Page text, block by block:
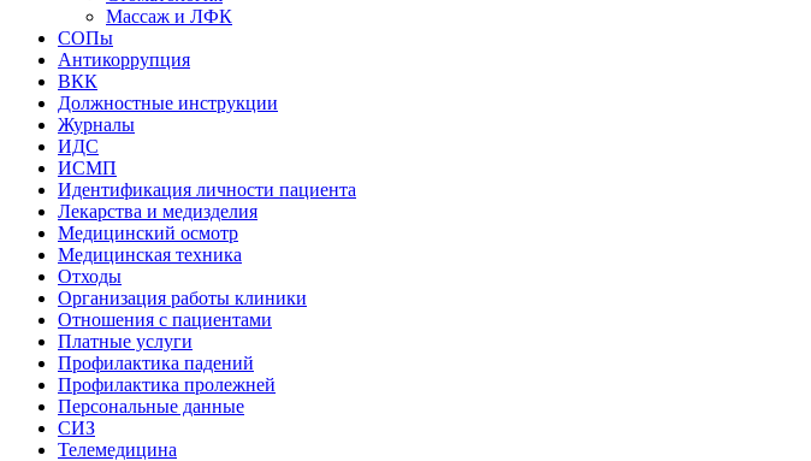
Массаж и ЛФК
СОПы
Антикоррупция
ВКК
Должностные инструкции
Журналы
ИДС
ИСМП
Идентификация личности пациента
Лекарства и медизделия
Медицинский осмотр
Медицинская техника
Отходы
Организация работы клиники
Отношения с пациентами
Платные услуги
Профилактика падений
Профилактика пролежней
Персональные данные
СИЗ
Телемедицина